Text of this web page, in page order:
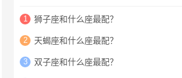
1 狮子座和什么座最配？
2 天蝎座和什么座最配？
3 双子座和什么座最配？